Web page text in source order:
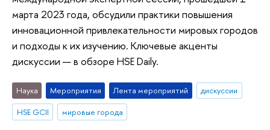
марта 2023 года, обсудили практики повышения
инновационной привлекательности мировых городов
и подходы к их изучению. Ключевые акценты
дискуссии — в обзоре HSE Daily.
Наука Мероприятия Лента мероприятий
дискуссии
HSE GCII
мировые города